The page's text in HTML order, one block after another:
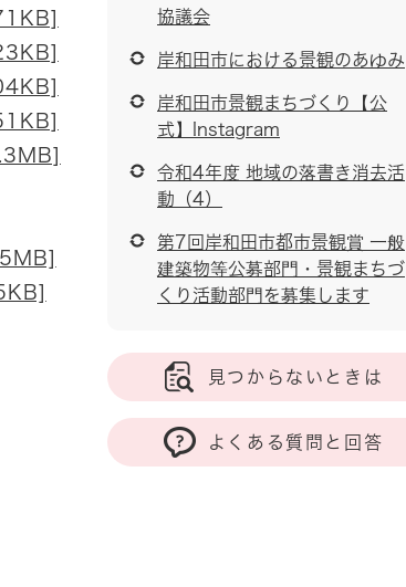
協議会
岸和田市における景観のあゆみ
岸和田市景観まちづくり【公
式】Instagram
令和4年度 地域の落書き消去活
動（4）
第7回岸和田市都市景観賞 一般
建築物等公募部門・景観まちづ
くり活動部門を募集します
見つからないときは
よくある質問と回答